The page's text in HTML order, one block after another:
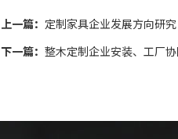
上一篇： 定制家具企业发展方向研究
下一篇： 整木定制企业安装、工厂